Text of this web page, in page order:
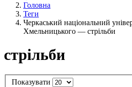
Головна
Теги
Черкаський національний
Хмельницького — стрільби
стрільби
Показувати